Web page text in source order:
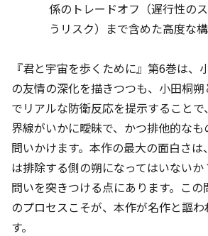
係のトレードオフ（遅行性の
うリスク）まで含めた高度な構
『君と宇宙を歩くために』第6巻は、
の友情の深化を描きつつも、小田桐
でリアルな防衛反応を提示すること
界線がいかに曖昧で、かつ排他的な
問いかけます。本作の最大の面白さ
は排除する側の朔になってはいない
問いを突きつける点にあります。こ
のプロセスこそが、本作が名作と謳
す。